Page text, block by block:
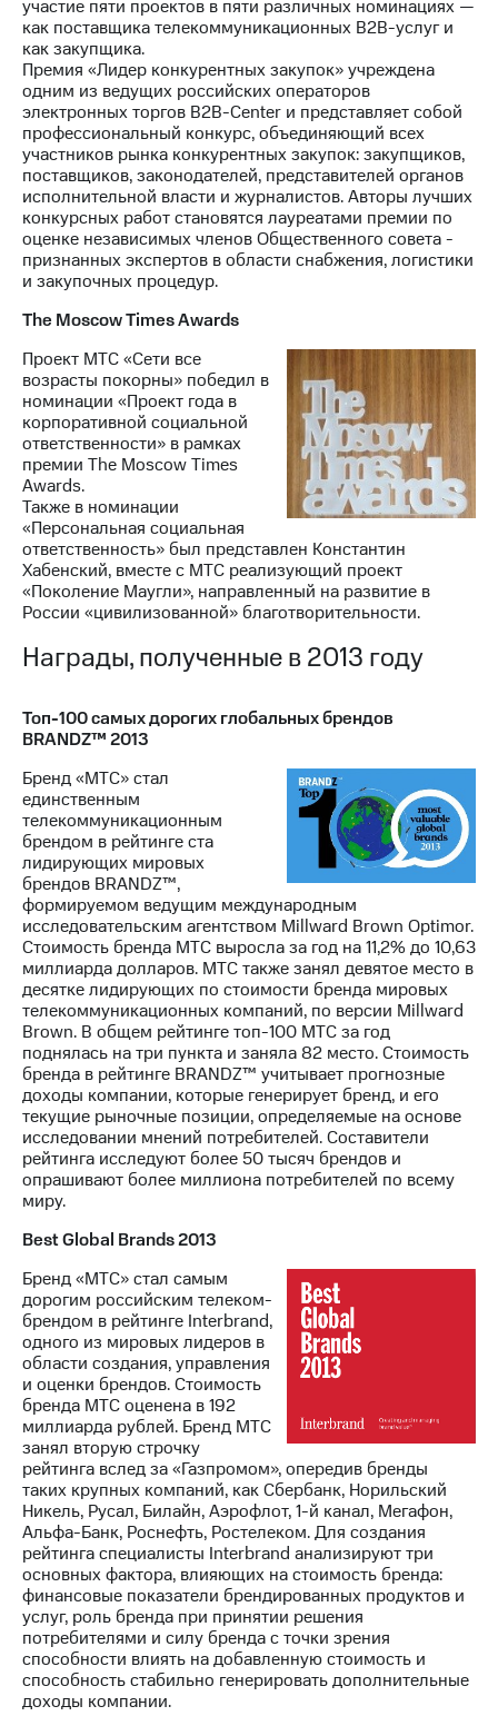
участие пяти проектов в пяти различных номинациях —
как поставщика телекоммуникационных B2B-услуг и
как закупщика.
Премия «Лидер конкурентных закупок» учреждена
одним из ведущих российских операторов
электронных торгов B2B-Center и представляет собой
профессиональный конкурс, объединяющий всех
участников рынка конкурентных закупок: закупщиков,
поставщиков, законодателей, представителей органов
исполнительной власти и журналистов. Авторы лучших
конкурсных работ становятся лауреатами премии по
оценке независимых членов Общественного совета -
признанных экспертов в области снабжения, логистики
и закупочных процедур.
The Moscow Times Awards
Проект МТС «Сети все
возрасты покорны» победил в
номинации «Проект года в
корпоративной социальной
ответственности» в рамках
премии The Moscow Times
Awards.
Также в номинации
«Персональная социальная
ответственность» был представлен Константин
Хабенский, вместе с МТС реализующий проект
«Поколение Маугли», направленный на развитие в
России «цивилизованной» благотворительности.
Награды, полученные в 2013 году
Топ-100 самых дорогих глобальных брендов
BRANDZ™ 2013
Бренд «МТС» стал
единственным
телекоммуникационным
брендом в рейтинге ста
лидирующих мировых
брендов BRANDZ™,
формируемом ведущим международным
исследовательским агентством Millward Brown Optimor.
Стоимость бренда МТС выросла за год на 11,2% до 10,63
миллиарда долларов. МТС также занял девятое место в
десятке лидирующих по стоимости бренда мировых
телекоммуникационных компаний, по версии Millward
Brown. В общем рейтинге топ-100 МТС за год
поднялась на три пункта и заняла 82 место. Стоимость
бренда в рейтинге BRANDZ™ учитывает прогнозные
доходы компании, которые генерирует бренд, и его
текущие рыночные позиции, определяемые на основе
исследовании мнений потребителей. Составители
рейтинга исследуют более 50 тысяч брендов и
опрашивают более миллиона потребителей по всему
миру.
Best Global Brands 2013
Бренд «МТС» стал самым
дорогим российским телеком-
брендом в рейтинге Interbrand,
одного из мировых лидеров в
области создания, управления
и оценки брендов. Стоимость
бренда МТС оценена в 192
миллиарда рублей. Бренд МТС
занял вторую строчку
рейтинга вслед за «Газпромом», опередив бренды
таких крупных компаний, как Сбербанк, Норильский
Никель, Русал, Билайн, Аэрофлот, 1-й канал, Мегафон,
Альфа-Банк, Роснефть, Ростелеком. Для создания
рейтинга специалисты Interbrand анализируют три
основных фактора, влияющих на стоимость бренда:
финансовые показатели брендированных продуктов и
услуг, роль бренда при принятии решения
потребителями и силу бренда с точки зрения
способности влиять на добавленную стоимость и
способность стабильно генерировать дополнительные
доходы компании.